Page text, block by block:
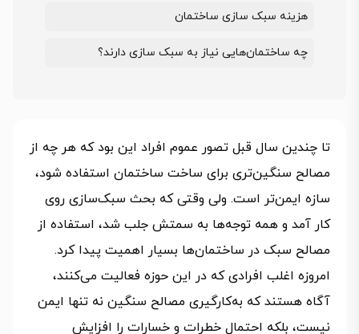
هزینه سبک سازی ساختمان
چه ساختمان‌هایی نیاز به سبک سازی دارند؟
تا چندین سال قبل تصور عموم افراد این بود که هر چه از
مصالح سنگین‌تری برای ساخت ساختمان استفاده شود،
سازه ایمن‌تر است. ولی وقتی که بحث سبک‌سازی روی
کار آمد و همه توجه‌ها به سمتش جلب شد، استفاده از
مصالح سبک در ساختمان‌ها بسیار اهمیت پیدا کرد.
امروزه اغلب افرادی که در این حوزه فعالیت می‌کنند،
آگاه هستند که به‌کارگیری مصالح سنگین نه تنها ایمن
نیست، بلکه احتمال خطرات و خسارات را افزایش